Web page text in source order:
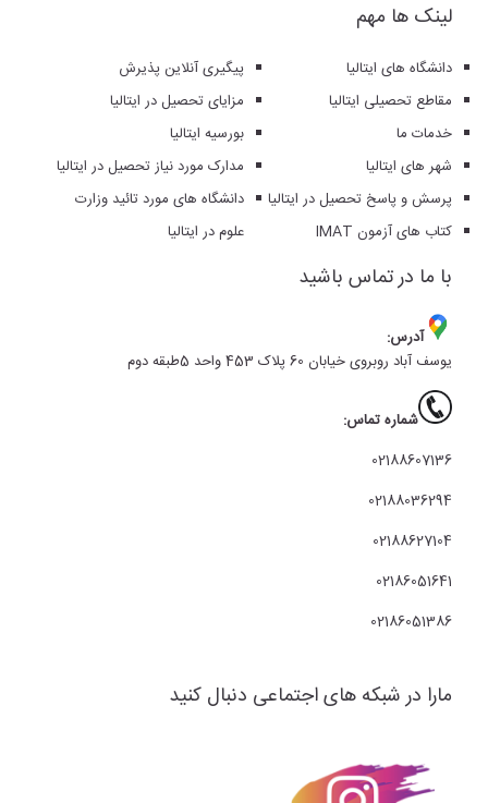
لینک ها مهم
پیگیری آنلاین پذیرش
مزایای تحصیل در ایتالیا
بورسیه ایتالیا
مدارک مورد نیاز تحصیل در ایتالیا
دانشگاه های مورد تائید وزارت
علوم در ایتالیا
دانشگاه های ایتالیا
مقاطع تحصیلی ایتالیا
خدمات ما
شهر های ایتالیا
پرسش و پاسخ تحصیل در ایتالیا
کتاب های آزمون IMAT
با ما در تماس باشید
آدرس:
یوسف آباد روبروی خیابان 60 پلاک 453 واحد 5طبقه دوم
شماره تماس:
02188607136
02188036294
02188627104
02186051641
02186051386
مارا در شبکه های اجتماعی دنبال کنید